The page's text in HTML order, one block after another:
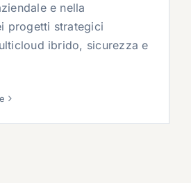
e nella
progetti strategici
ibrido, sicurezza e